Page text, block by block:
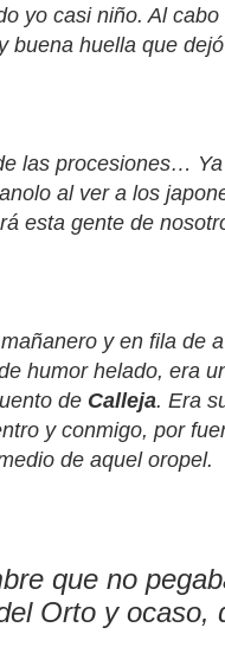
yo casi niño. Al
buena huella que
las procesiones…
al ver a los
esta gente de
y en fila de
humor helado, era
de Calleja. Era
y conmigo, por
de aquel oropel.
que no
Orto y ocaso,